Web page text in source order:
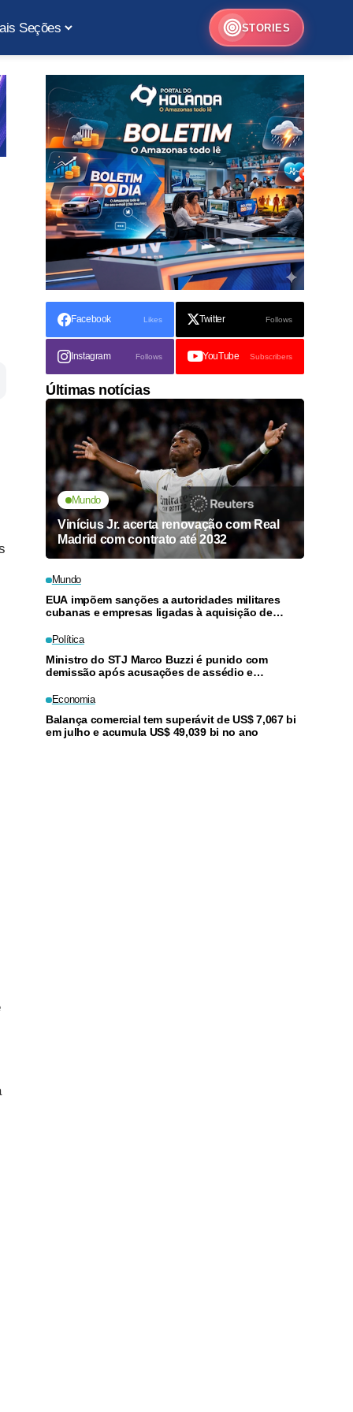
Seções STORIES
Facebook Likes Twitter Follows
Instagram Follows YouTube Subscribers
Últimas notícias
Mundo
Vinícius Jr. acerta renovação com Real
Madrid com contrato até 2032
Mundo
EUA impõem sanções a autoridades militares
cubanas e empresas ligadas à aquisição de
Política
Ministro do STJ Marco Buzzi é punido com
demissão após acusações de assédio e
Economia
Balança comercial tem superávit de US$ 7,067 bi
em julho e acumula US$ 49,039 bi no ano